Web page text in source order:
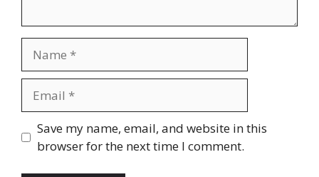
Website
Save my name, email, and website in this
browser for the next time I comment.